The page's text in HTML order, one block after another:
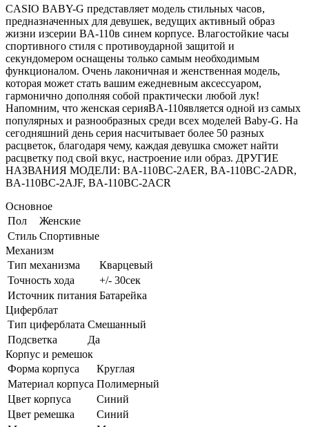
CASIO BABY-G представляет модель стильных часов,
предназначенных для девушек, ведущих активный образ
жизни изсерии BA-110в синем корпусе. Влагостойкие часы
спортивного стиля с противоударной защитой и
секундомером оснащены только самым необходимым
функционалом. Очень лаконичная и женственная модель,
которая может стать вашим ежедневным аксессуаром,
гармонично дополняя собой практически любой лук!
Напомним, что женская серияBA-110является одной из самых
популярных и разнообразных среди всех моделей Baby-G. На
сегодняшний день серия насчитывает более 50 разных
расцветок, благодаря чему, каждая девушка сможет найти
расцветку под свой вкус, настроение или образ. ДРУГИЕ
НАЗВАНИЯ МОДЕЛИ: BA-110BC-2AER, BA-110BC-2ADR,
BA-110BC-2AJF, BA-110BC-2ACR
Основное
Пол
Женские
Стиль Спортивные
Механизм
Тип механизма
Кварцевый
Точность хода
+/- 30сек
Источник питания Батарейка
Циферблат
Тип циферблата Смешанный
Подсветка
Да
Корпус и ремешок
Форма корпуса
Круглая
Материал корпуса Полимерный
Цвет корпуса
Синий
Цвет ремешка
Синий